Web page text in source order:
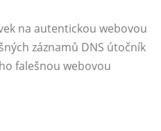
na autentickou webovou
záznamů DNS útočník
falešnou webovou